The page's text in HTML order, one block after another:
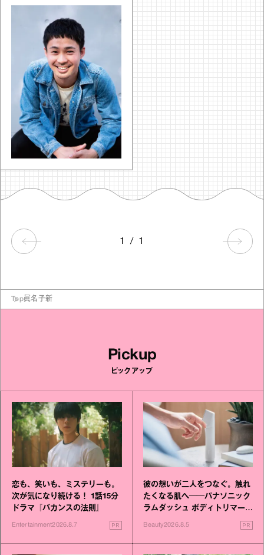
1 / 1
Top眞名子新
Pickup
ピックアップ
恋も、笑いも、ミステリーも。
次が気になり続ける！ 1話15分
ドラマ『バカンスの法則』
Entertainment2026.8.7 PR
彼の想いが二人をつなぐ。触れ
たくなる肌へ──パナソニック
ラムダッシュ ボディトリマーが
Beauty2026.8.5 PR